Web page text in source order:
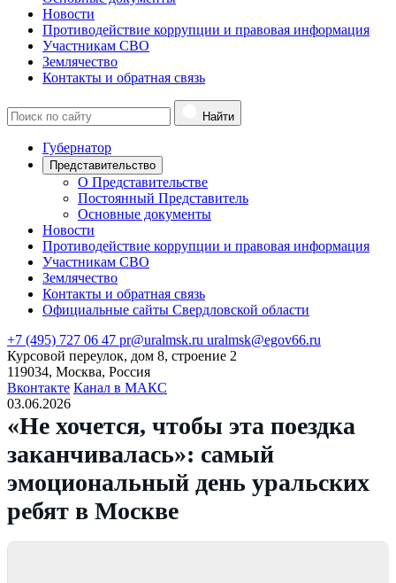
Новости
Противодействие коррупции и правовая информация
Участникам СВО
Землячество
Контакты и обратная связь
Найти
Губернатор
Представительство
О Представительстве
Постоянный Представитель
Основные документы
Новости
Противодействие коррупции и правовая информация
Участникам СВО
Землячество
Контакты и обратная связь
Официальные сайты Свердловской области
+7 (495) 727 06 47 pr@uralmsk.ru uralmsk@egov66.ru
Курсовой переулок, дом 8, строение 2
119034, Москва, Россия
Вконтакте Канал в МАКС
03.06.2026
«Не хочется, чтобы эта поездка
заканчивалась»: самый
эмоциональный день уральских
ребят в Москве